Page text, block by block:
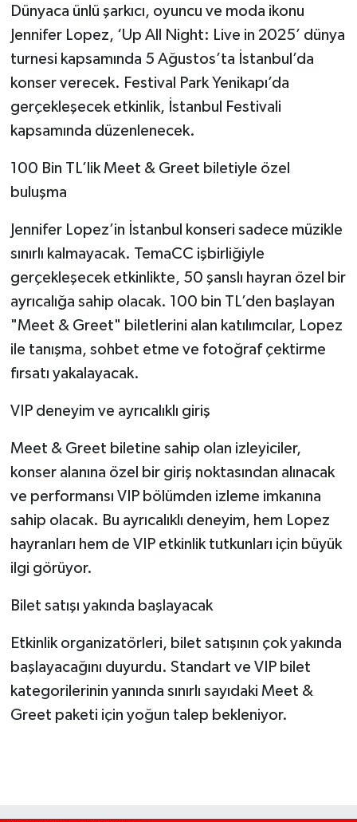
Dünyaca ünlü şarkıcı, oyuncu ve moda ikonu
Jennifer Lopez, ‘Up All Night: Live in 2025’ dünya
turnesi kapsamında 5 Ağustos’ta İstanbul’da
konser verecek. Festival Park Yenikapı’da
gerçekleşecek etkinlik, İstanbul Festivali
kapsamında düzenlenecek.
100 Bin TL’lik Meet & Greet biletiyle özel
buluşma
Jennifer Lopez’in İstanbul konseri sadece müzikle
sınırlı kalmayacak. TemaCC işbirliğiyle
gerçekleşecek etkinlikte, 50 şanslı hayran özel bir
ayrıcalığa sahip olacak. 100 bin TL’den başlayan
"Meet & Greet" biletlerini alan katılımcılar, Lopez
ile tanışma, sohbet etme ve fotoğraf çektirme
fırsatı yakalayacak.
VIP deneyim ve ayrıcalıklı giriş
Meet & Greet biletine sahip olan izleyiciler,
konser alanına özel bir giriş noktasından alınacak
ve performansı VIP bölümden izleme imkanına
sahip olacak. Bu ayrıcalıklı deneyim, hem Lopez
hayranları hem de VIP etkinlik tutkunları için büyük
ilgi görüyor.
Bilet satışı yakında başlayacak
Etkinlik organizatörleri, bilet satışının çok yakında
başlayacağını duyurdu. Standart ve VIP bilet
kategorilerinin yanında sınırlı sayıdaki Meet &
Greet paketi için yoğun talep bekleniyor.